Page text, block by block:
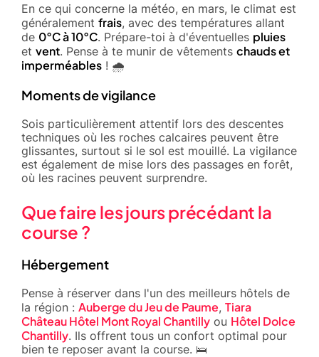
En ce qui concerne la météo, en mars, le climat est
généralement frais, avec des températures allant
de 0°C à 10°C. Prépare-toi à d'éventuelles pluies
et vent. Pense à te munir de vêtements chauds et
imperméables ! 🌧️
Moments de vigilance
Sois particulièrement attentif lors des descentes
techniques où les roches calcaires peuvent être
glissantes, surtout si le sol est mouillé. La vigilance
est également de mise lors des passages en forêt,
où les racines peuvent surprendre.
Que faire les jours précédant la
course ?
Hébergement
Pense à réserver dans l'un des meilleurs hôtels de
la région : Auberge du Jeu de Paume, Tiara
Château Hôtel Mont Royal Chantilly ou Hôtel Dolce
Chantilly. Ils offrent tous un confort optimal pour
bien te reposer avant la course. 🛌